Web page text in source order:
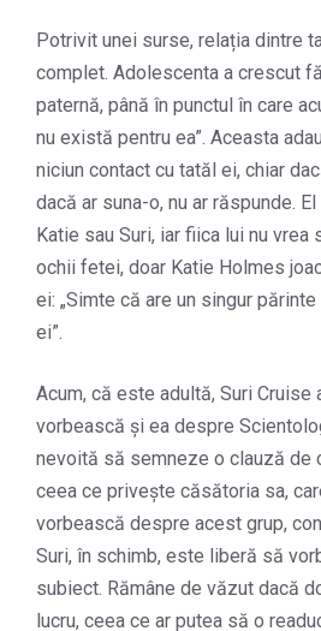
Potrivit unei surse, relația dintre
complet. Adolescenta a crescut
paternă, până în punctul în care
nu există pentru ea”. Aceasta
niciun contact cu tatăl ei, chiar
dacă ar suna-o, nu ar răspunde.
Katie sau Suri, iar fiica lui nu vrea
ochii fetei, doar Katie Holmes
ei: „Simte că are un singur
ei”.
Acum, că este adultă, Suri Cruise
vorbească și ea despre
nevoită să semneze o clauză de
ceea ce privește căsătoria sa,
vorbească despre acest grup,
Suri, în schimb, este liberă să
subiect. Rămâne de văzut dacă
lucru, ceea ce ar putea să o